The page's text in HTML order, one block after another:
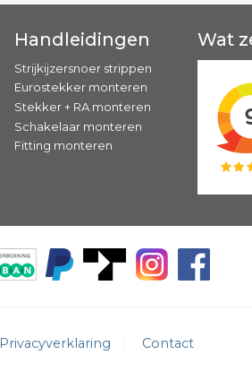
Handleidingen
Strijkijzersnoer strippen
Eurostekker monteren
Stekker + RA monteren
Schakelaar monteren
Fitting monteren
Wat
Privacyverklaring Contact